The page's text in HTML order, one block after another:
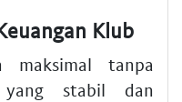
Klub
tanpa
yang stabil dan